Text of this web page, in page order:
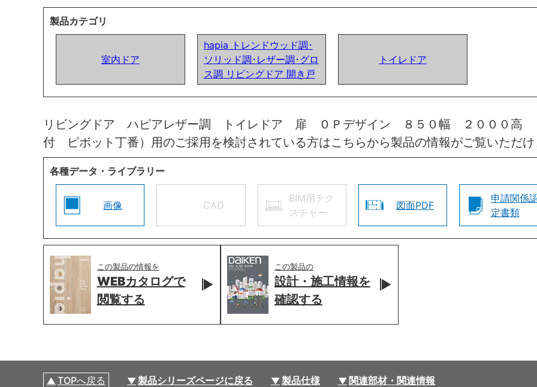
製品カテゴリ
室内ドア
hapia トレンドウッド調･
ソリッド調･レザー調･グロ
ス調 リビングドア 開き戸
トイレドア
リビングドア ハピアレザー調 トイレドア 扉 ０Ｐデザイン ８５０幅 ２０００高
付 ピボット丁番）用のご採用を検討されている方はこちらから製品の情報がご覧いただ
各種データ・ライブラリー
画像 CAD
BIM用テク
スチャー
図面PDF
申請関係
定書類
この製品の情報を
WEBカタログで
閲覧する
この製品の
設計・施工情報を
確認する
TOPへ戻る 製品シリーズページに戻る 製品仕様 関連部材・関連情報